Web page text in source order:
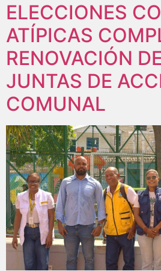
ELECCIONES
ATÍPICAS
RENOVACIÓN
JUNTAS DE
COMUNAL